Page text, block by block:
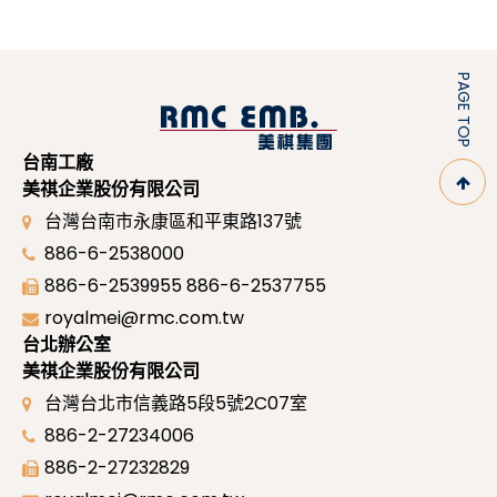
台南工廠
美祺企業股份有限公司
台灣台南市永康區和平東路137號
886-6-2538000
886-6-2539955886-6-2537755
royalmei@rmc.com.tw
台北辦公室
美祺企業股份有限公司
台灣台北市信義路5段5號2C07室
886-2-27234006
886-2-27232829
PAGE TOP